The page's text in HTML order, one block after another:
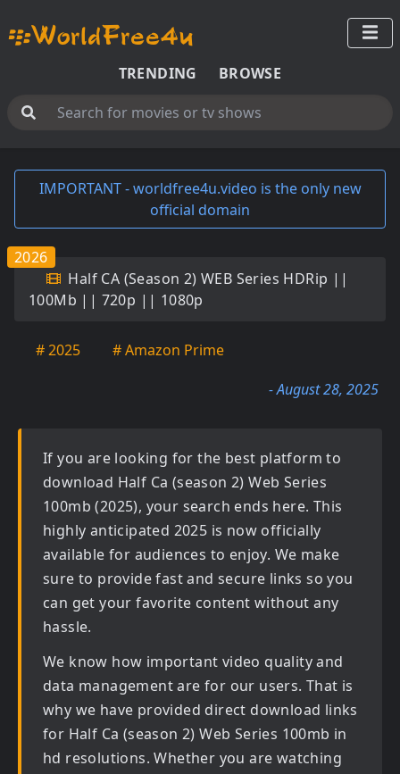
TRENDING BROWSE
IMPORTANT - worldfree4u.video is the only new
official domain
Half CA (Season 2) WEB Series HDRip ||
100Mb || 720p || 1080p
2026
# 2025
# Amazon Prime
- August 28, 2025
If you are looking for the best platform to
download Half Ca (season 2) Web Series
100mb (2025), your search ends here. This
highly anticipated 2025 is now officially
available for audiences to enjoy. We make
sure to provide fast and secure links so you
can get your favorite content without any
hassle.
We know how important video quality and
data management are for our users. That is
why we have provided direct download links
for Half Ca (season 2) Web Series 100mb in
hd resolutions. Whether you are watching